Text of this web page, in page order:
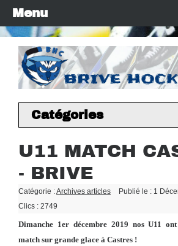
Catégories
U11 MATCH
- BRIVE
Catégorie :Archives articles
Publié le : 1
Clics : 2749
Dimanche 1er décembre 2019 nos U11
match sur grande glace à Castres !
Menu